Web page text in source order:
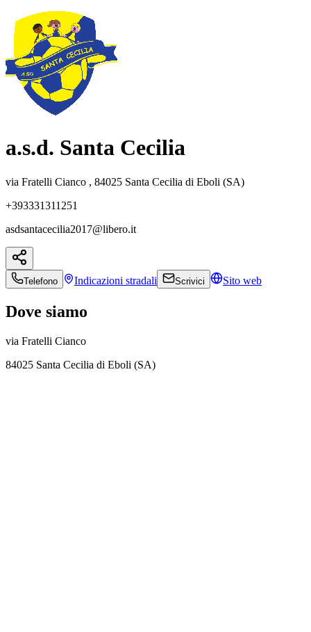
a.s.d. Santa Cecilia
via Fratelli Cianco , 84025 Santa Cecilia di Eboli (SA)
+393331311251
asdsantacecilia2017@libero.it
Telefono Indicazioni stradali Scrivici Sito web
Dove siamo
via Fratelli Cianco
84025 Santa Cecilia di Eboli (SA)